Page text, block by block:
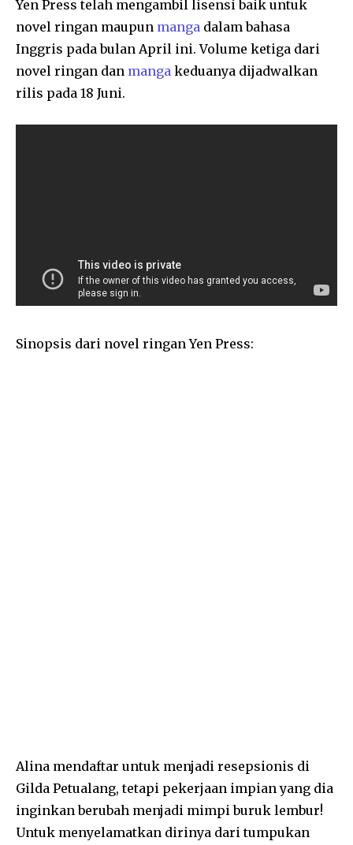
Yen Press telah mengambil lisensi baik untuk
novel ringan maupun manga dalam bahasa
Inggris pada bulan April ini. Volume ketiga dari
novel ringan dan manga keduanya dijadwalkan
rilis pada 18 Juni.
Sinopsis dari novel ringan Yen Press:
Alina mendaftar untuk menjadi resepsionis di
Gilda Petualang, tetapi pekerjaan impian yang dia
inginkan berubah menjadi mimpi buruk lembur!
Untuk menyelamatkan dirinya dari tumpukan